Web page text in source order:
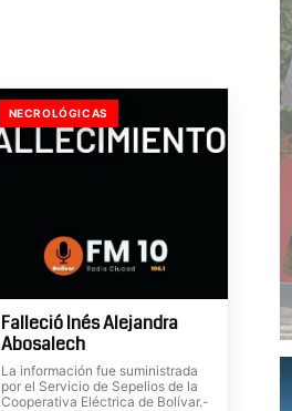
NECROLÓGICAS
Falleció Inés Alejandra
Abosalech
La información fue suministrada
por el Servicio de Sepelios de la
Cooperativa Eléctrica de Bolívar.-